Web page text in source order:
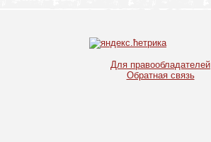
испробовал?
30.07.2026 00:43
Для правообладателей
Обратная связь